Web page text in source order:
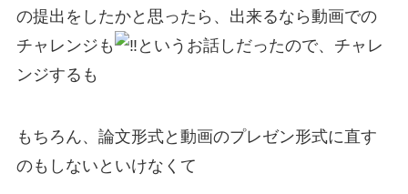
の提出をしたかと思ったら、出来るなら動画での
チャレンジも
というお話しだったので、チャレ
ンジするも
もちろん、論文形式と動画のプレゼン形式に直す
のもしないといけなくて